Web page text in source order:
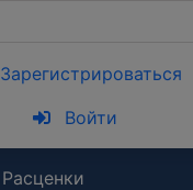
Зарегистрироваться
Войти
Расценки